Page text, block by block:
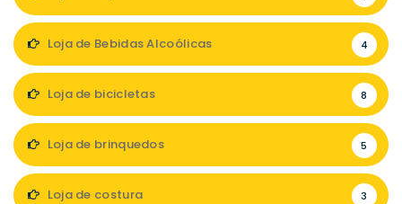
Loja de Bebidas Alcoólicas 4
Loja de bicicletas 8
Loja de brinquedos 5
Loja de costura 3